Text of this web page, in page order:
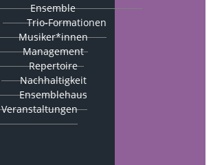
Ensemble
Trio-Formationen
Musiker*innen
Management
Repertoire
Nachhaltigkeit
Ensemblehaus
Veranstaltungen